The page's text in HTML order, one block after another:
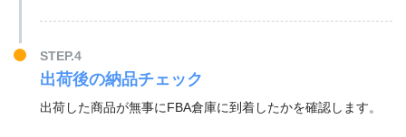
STEP.4
出荷後の納品チェック
出荷した商品が無事にFBA倉庫に到着したかを確認します。